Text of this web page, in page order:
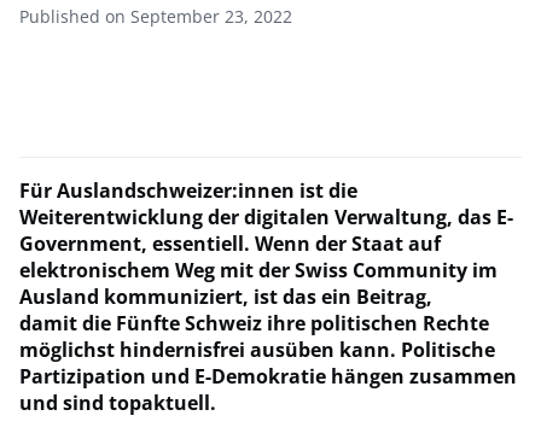
Published on September 23, 2022
Für Auslandschweizer:innen ist die
Weiterentwicklung der digitalen Verwaltung, das E-
Government, essentiell. Wenn der Staat auf
elektronischem Weg mit der Swiss Community im
Ausland kommuniziert, ist das ein Beitrag,
damit die Fünfte Schweiz ihre politischen Rechte
möglichst hindernisfrei ausüben kann. Politische
Partizipation und E-Demokratie hängen zusammen
und sind topaktuell.